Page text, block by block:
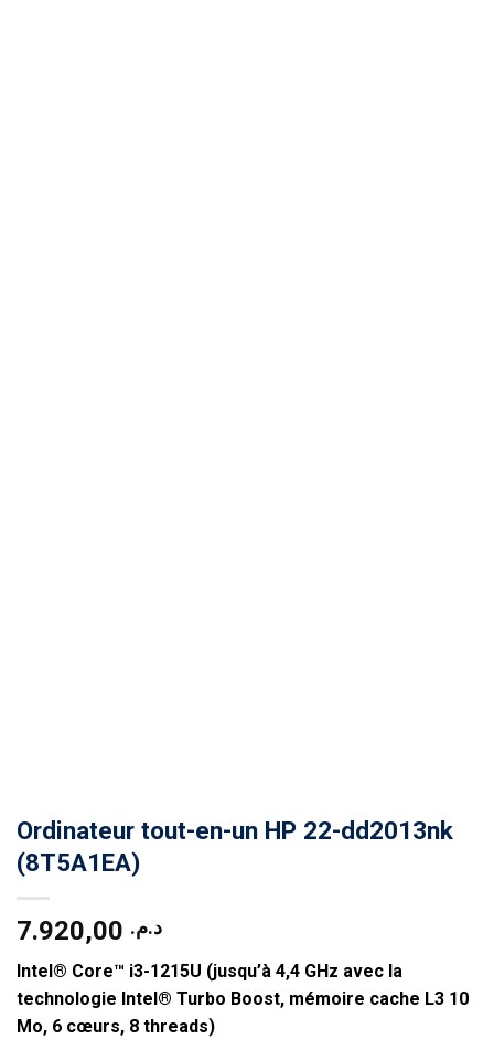
Ordinateur tout-en-un HP 22-dd2013nk
(8T5A1EA)
د.م.
Intel® Core™ i3-1215U (jusqu’à 4,4 GHz avec la
technologie Intel® Turbo Boost, mémoire cache L3 10
Mo, 6 cœurs, 8 threads)